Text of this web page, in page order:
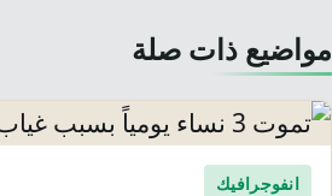
مواضيع ذات صلة
انفوجرافيك